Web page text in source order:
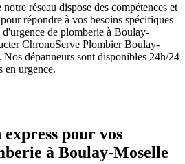
réseau dispose des compétences et
répondre à vos besoins spécifiques
de plomberie à Boulay-
ChronoServe Plombier Boulay-
dépanneurs sont disponibles 24h/24
en urgence.
pour vos
à Boulay-Moselle